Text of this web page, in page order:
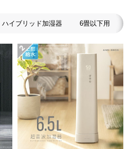
ハイブリッド加湿器 6畳以下用